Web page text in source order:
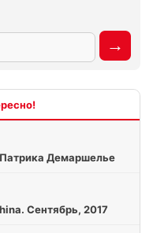
Демаршелье
Сентябрь, 2017